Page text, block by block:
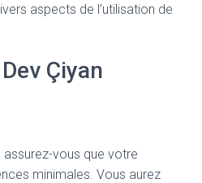
aspects de l’utilisation de
Çiyan
assurez-vous que votre
minimales. Vous aurez